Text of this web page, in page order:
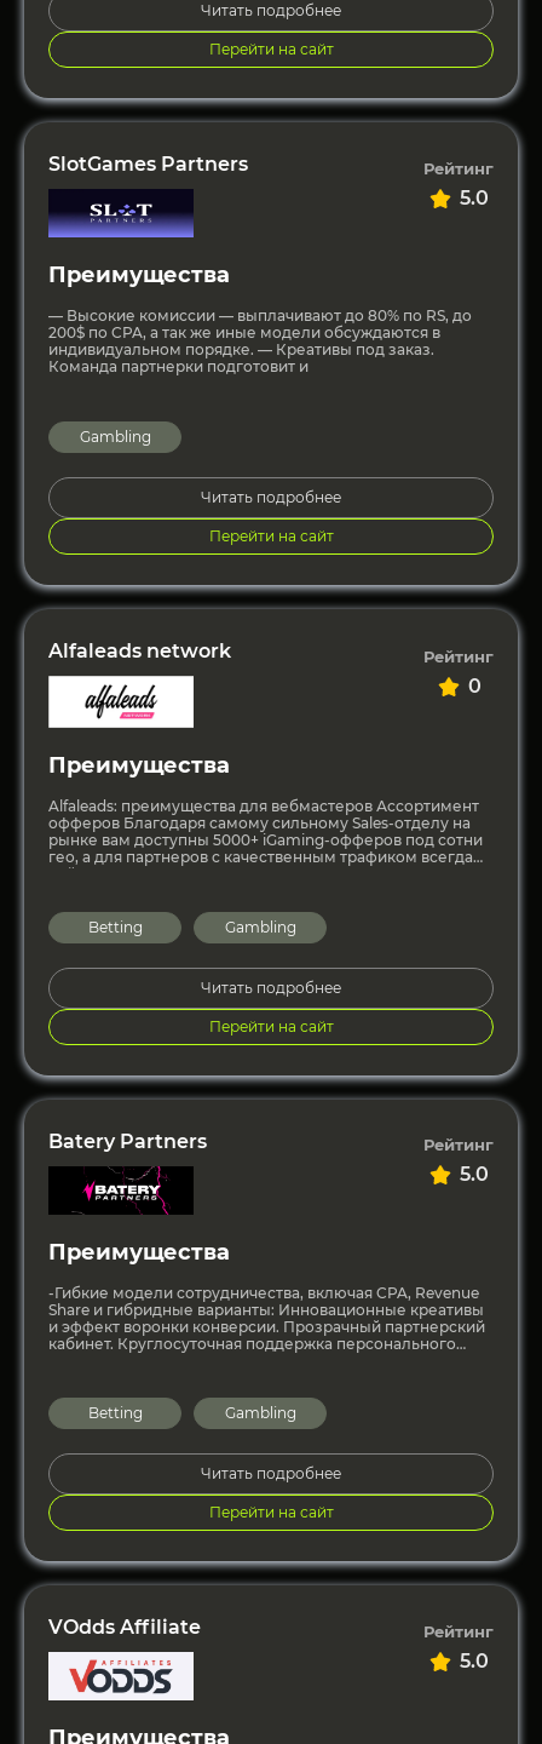
Читать подробнее
Перейти на сайт
SlotGames Partners Рейтинг
5.0
Преимущества
— Высокие комиссии — выплачивают до 80% по RS, до
200$ по CPA, а так же иные модели обсуждаются в
индивидуальном порядке. — Креативы под заказ.
Команда партнерки подготовит и
Gambling
Читать подробнее
Перейти на сайт
Alfaleads network Рейтинг
0
Преимущества
Alfaleads: преимущества для вебмастеров Ассортимент
офферов Благодаря самому сильному Sales-отделу на
рынке вам доступны 5000+ iGaming-офферов под сотни
гео, а для партнеров с качественным трафиком всегда
найдутся капы. При этом
Betting Gambling
Читать подробнее
Перейти на сайт
Batery Partners Рейтинг
5.0
Преимущества
-Гибкие модели сотрудничества, включая CPA, Revenue
Share и гибридные варианты: Инновационные креативы
и эффект воронки конверсии. Прозрачный партнерский
кабинет. Круглосуточная поддержка персонального
Betting Gambling
Читать подробнее
Перейти на сайт
VOdds Affiliate Рейтинг
5.0
Преимущества